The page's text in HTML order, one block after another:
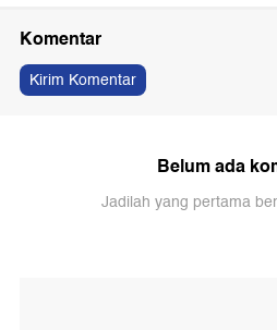
Komentar
Kirim Komentar
Belum ada
Jadilah yang pertama